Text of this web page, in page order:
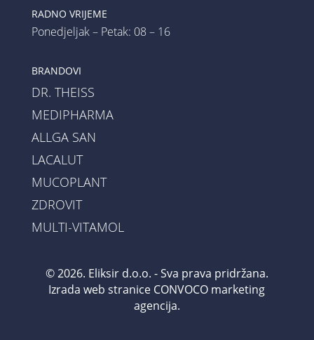
RADNO VRIJEME
Ponedjeljak – Petak: 08 – 16
BRANDOVI
DR. THEISS
MEDIPHARMA
ALLGA SAN
LACALUT
MUCOPLANT
ZDROVIT
MULTI-VITAMOL
© 2026. Eliksir d.o.o. - Sva prava pridržana.
Izrada web stranice CONVOCO marketing
agencija.